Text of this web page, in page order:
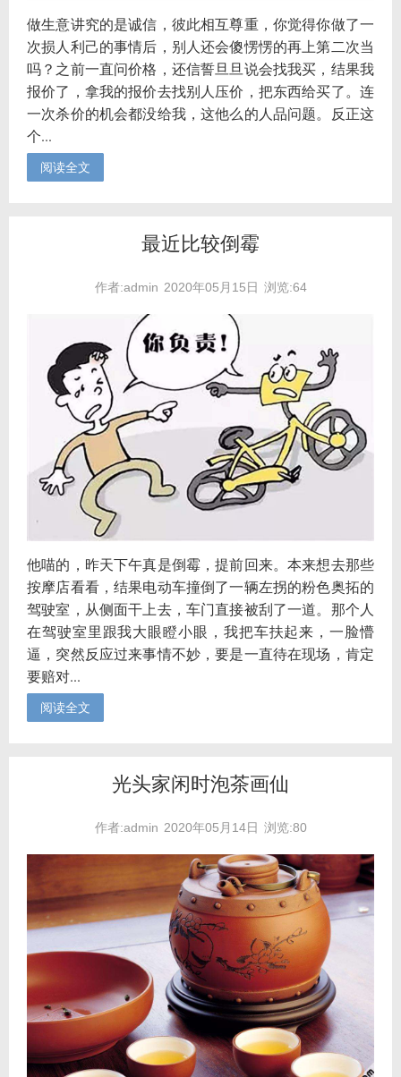
做生意讲究的是诚信，彼此相互尊重，你觉得你做了一
次损人利己的事情后，别人还会傻愣愣的再上第二次当
吗？之前一直问价格，还信誓旦旦说会找我买，结果我
报价了，拿我的报价去找别人压价，把东西给买了。连
一次杀价的机会都没给我，这他么的人品问题。反正这
个...
阅读全文
最近比较倒霉
作者:admin 2020年05月15日 浏览:64
他喵的，昨天下午真是倒霉，提前回来。本来想去那些
按摩店看看，结果电动车撞倒了一辆左拐的粉色奥拓的
驾驶室，从侧面干上去，车门直接被刮了一道。那个人
在驾驶室里跟我大眼瞪小眼，我把车扶起来，一脸懵
逼，突然反应过来事情不妙，要是一直待在现场，肯定
要赔对...
阅读全文
光头家闲时泡茶画仙
作者:admin 2020年05月14日 浏览:80